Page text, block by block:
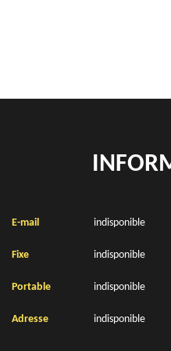
E-mail indisponible
Fixe indisponible
Portable indisponible
Adresse indisponible